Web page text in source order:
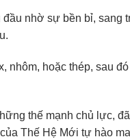
nhờ sự bền bỉ, sang
hoặc thép, sau
thế mạnh chủ lực,
Thế Hệ Mới tự hào